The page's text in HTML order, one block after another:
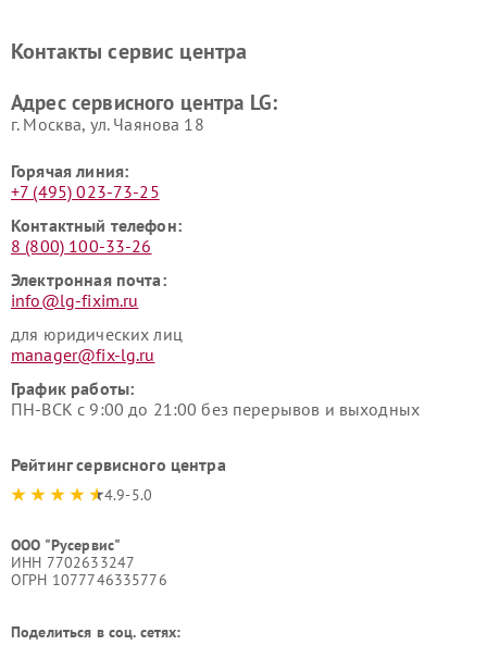
Ремонт морозильных камер
Ремонт вертикальных
Контакты сервис центра
Адрес сервисного центра LG:
г. Москва, ул. Чаянова 18
Горячая линия:
+7 (495) 023-73-25
Контактный телефон:
8 (800) 100-33-26
Электронная почта:
info@lg-fixim.ru
для юридических лиц
manager@fix-lg.ru
График работы:
ПН-ВСК с 9:00 до 21:00 без перерывов и выходных
Рейтинг сервисного центра
4.9-5.0
ООО "Русервис"
ИНН 7702633247
ОГРН 1077746335776
Поделиться в соц. сетях: